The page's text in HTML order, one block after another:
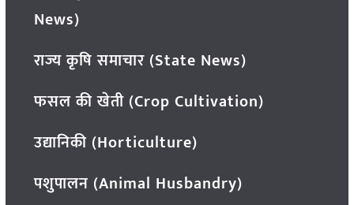
News)
राज्य कृषि समाचार (State News)
फसल की खेती (Crop Cultivation)
उद्यानिकी (Horticulture)
पशुपालन (Animal Husbandry)